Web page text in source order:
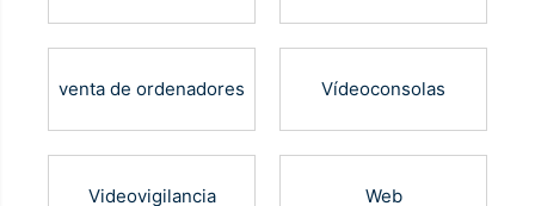
venta de ordenadores Vídeoconsolas
Videovigilancia Web